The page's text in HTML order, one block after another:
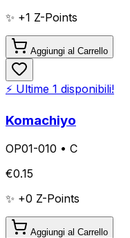
✨ +1 Z-Points
Aggiungi al Carrello
⚡ Ultime 1 disponibili!
Komachiyo
OP01-010 • C
€0.15
✨ +0 Z-Points
Aggiungi al Carrello